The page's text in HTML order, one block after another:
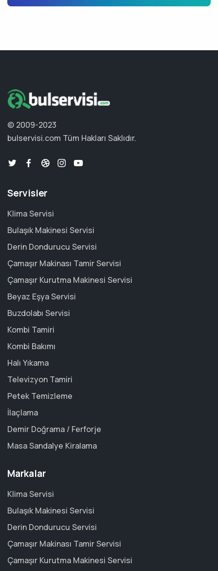
© 2009-2023
bulservisi.com Tüm Hakları Saklıdır.
Servisler
Klima Servisi
Bulaşık Makinesi Servisi
Derin Dondurucu Servisi
Çamaşır Makinası Tamir Servisi
Çamaşır Kurutma Makinesi Servisi
Beyaz Eşya Servisi
Buzdolabı Servisi
Kombi Tamiri
Kombi Bakımı
Halı Yıkama
Televizyon Tamiri
Petek Temizleme
İlaçlama
Demir Doğrama / Ferforje
Masa Sandalye Kiralama
Markalar
Klima Servisi
Bulaşık Makinesi Servisi
Derin Dondurucu Servisi
Çamaşır Makinası Tamir Servisi
Çamaşır Kurutma Makinesi Servisi